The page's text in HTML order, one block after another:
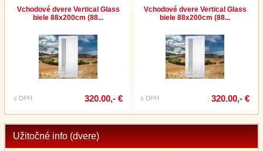
Vchodové dvere Vertical Glass
biele 88x200cm (88...
s DPH 320.00,- €
Vchodové dvere Vertical Glass
biele 88x200cm (88...
s DPH 320.00,- €
Užitočné info (dvere)